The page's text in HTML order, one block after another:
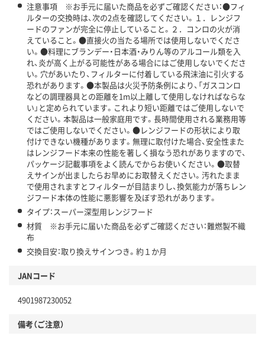
注意事項 ※お手元に届いた商品を必ずご確認ください：●フィ
ルターの交換時は、次の2点を確認してください。１．レンジフ
ードのファンが完全に停止していること。２．コンロの火が消
えていること。●直接火の当たる場所では使用しないでくださ
い。●料理にブランデー・日本酒・みりん等のアルコール類を入
れ、炎が高く上がる可能性がある場合にはご使用しないでくださ
い。穴があいたり、フィルターに付着している飛沫油に引火する
恐れがあります。●本製品は火災予防条例により、「ガスコンロ
などの調理器具との距離を1m以上離して使用しなければならな
い」と定められています。これより短い距離ではご使用しないで
ください。本製品は一般家庭用です。長時間使用される業務用等
ではご使用しないでください。●レンジフードの形状により取
付けできない機種があります。無理に取付けた場合、安全性また
はレンジフード本来の性能を著しく損なう恐れがありますので、
パッケージ記載事項をよく読んでからお使いください。●取替
えサインが出ましたらお早めにお取替えください。汚れたまま
で使用されますとフィルターが目詰まりし、換気能力が落ちレン
ジフード本体の性能に悪影響を及ぼす恐れがあります。
タイプ：スーパー深型用レンジフード
材質 ※お手元に届いた商品を必ずご確認ください：難燃製不織
布
交換目安：取り換えサインつき。約１か月
JANコード
4901987230052
備考（ご注意）